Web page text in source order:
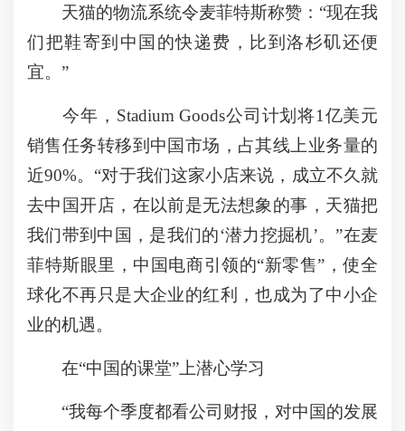
天猫的物流系统令麦菲特斯称赞：“现在我
们把鞋寄到中国的快递费，比到洛杉矶还便
宜。”
今年，Stadium Goods公司计划将1亿美元
销售任务转移到中国市场，占其线上业务量的
近90%。“对于我们这家小店来说，成立不久就
去中国开店，在以前是无法想象的事，天猫把
我们带到中国，是我们的‘潜力挖掘机’。”在麦
菲特斯眼里，中国电商引领的“新零售”，使全
球化不再只是大企业的红利，也成为了中小企
业的机遇。
在“中国的课堂”上潜心学习
“我每个季度都看公司财报，对中国的发展